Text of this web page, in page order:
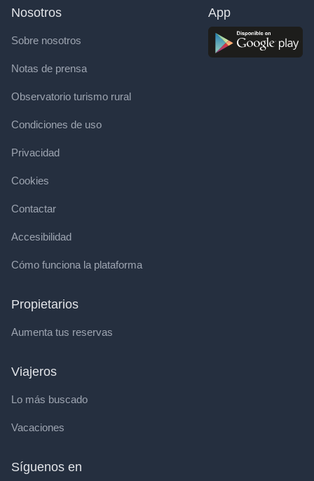
Nosotros
Sobre nosotros
Notas de prensa
Observatorio turismo rural
Condiciones de uso
Privacidad
Cookies
Contactar
Accesibilidad
Cómo funciona la plataforma
Propietarios
Aumenta tus reservas
Viajeros
Lo más buscado
Vacaciones
App
Síguenos en